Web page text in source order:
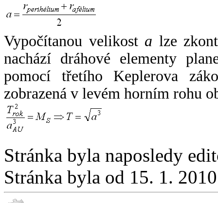
Vypočítanou velikost a lze
nachází dráhové elementy
pomocí třetího Keplerova
zobrazená v levém horním rohu
Stránka byla naposledy
Stránka byla od 15. 1.